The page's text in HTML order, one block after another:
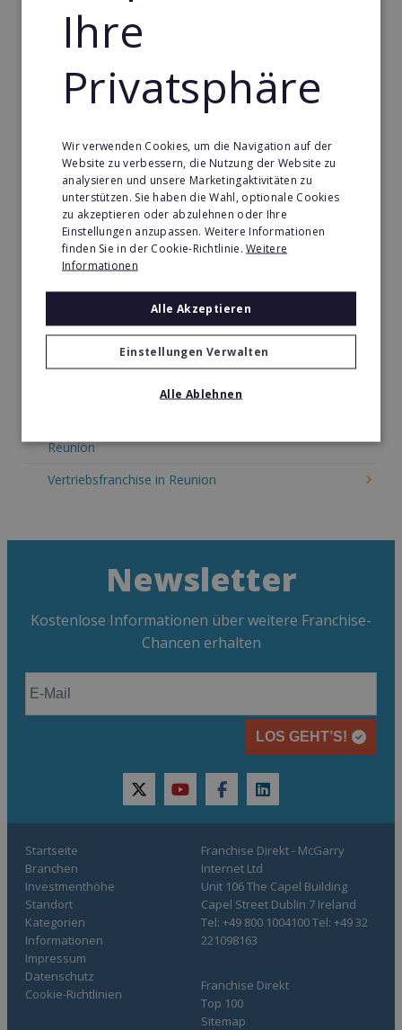
Telekommunikation Franchise in Reunion
Gastronomie & Bringdienst Franchise in Reunion
Sport Franchise in Reunion
Kaffee & Café Franchise in Reunion
Tier- & Zoobedarf Franchise in Reunion
Immobilien Franchise in Reunion
Kinder & Erziehung Franchise in Reunion
Kosmetik Franchise in Reunion
Lebensmittel Franchise in Reunion
Möbel & Einrichtung Franchise in Reunion
Nachhilfe & Weiterbildung Franchise in Reunion
Pizza Franchise in Reunion
Reunion
Vertriebsfranchise in Reunion
Newsletter
Kostenlose Informationen über weitere Franchise-
Chancen erhalten
LOS GEHT’S!
twitteryoutubefacebooklinkedin
Startseite
Branchen
Investmenthöhe
Standort
Kategorien
Informationen
Franchise Direkt
Top 100
Sitemap
Impressum
Datenschutz
Cookie-Richtlinien
Franchise Direkt - McGarry
Internet Ltd
Unit 106 The Capel Building
Capel Street Dublin 7 Ireland
Tel: +49 800 1004100 Tel: +49 32
221098163
Ihre
Privatsphäre
Wir verwenden Cookies, um die Navigation auf der
Website zu verbessern, die Nutzung der Website zu
analysieren und unsere Marketingaktivitäten zu
unterstützen. Sie haben die Wahl, optionale Cookies
zu akzeptieren oder abzulehnen oder Ihre
Einstellungen anzupassen. Weitere Informationen
finden Sie in der Cookie-Richtlinie.Weitere
Informationen
Alle Akzeptieren
Einstellungen Verwalten
Alle Ablehnen